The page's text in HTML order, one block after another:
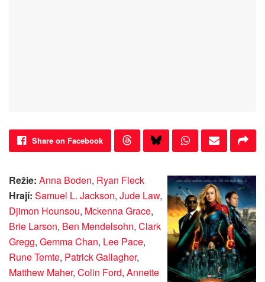
Share on Facebook
Režie: Anna Boden, Ryan Fleck
Hrají: Samuel L. Jackson, Jude Law,
Djimon Hounsou, Mckenna Grace,
Brie Larson, Ben Mendelsohn, Clark
Gregg, Gemma Chan, Lee Pace,
Rune Temte, Patrick Gallagher,
Matthew Maher, Colin Ford, Annette